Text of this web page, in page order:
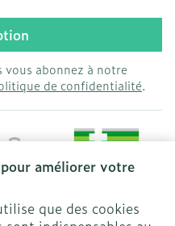
améliorer votre
que des cookies
vous abonnez à notre
de confidentialité.